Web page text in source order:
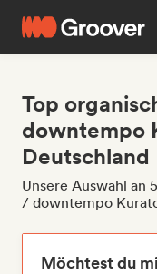
Top
downtempo
Deutschland
Unsere Auswahl an
/ downtempo
Möchtest du